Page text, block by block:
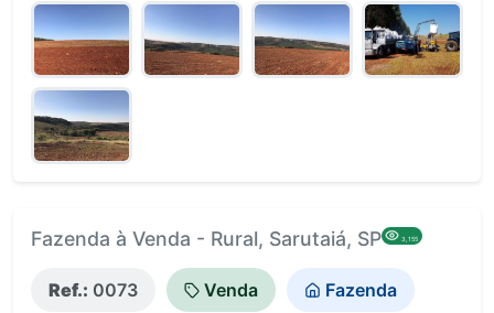
Fazenda à Venda - Rural, Sarutaiá, SP 3,155
Ref.: 0073 Venda Fazenda